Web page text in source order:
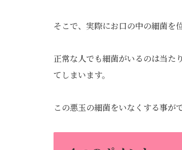
そこで、実際にお口の中の細菌を
正常な人でも細菌がいるのは当た
てしまいます。
この悪玉の細菌をいなくする事が